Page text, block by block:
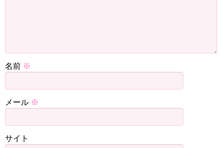
名前 ※
メール ※
サイト